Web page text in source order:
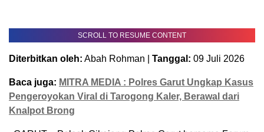
SCROLL TO RESUME CONTENT
Diterbitkan oleh: Abah Rohman | Tanggal: 09 Juli 2026
Baca juga: MITRA MEDIA : Polres Garut Ungkap Kasus
Pengeroyokan Viral di Tarogong Kaler, Berawal dari
Knalpot Brong